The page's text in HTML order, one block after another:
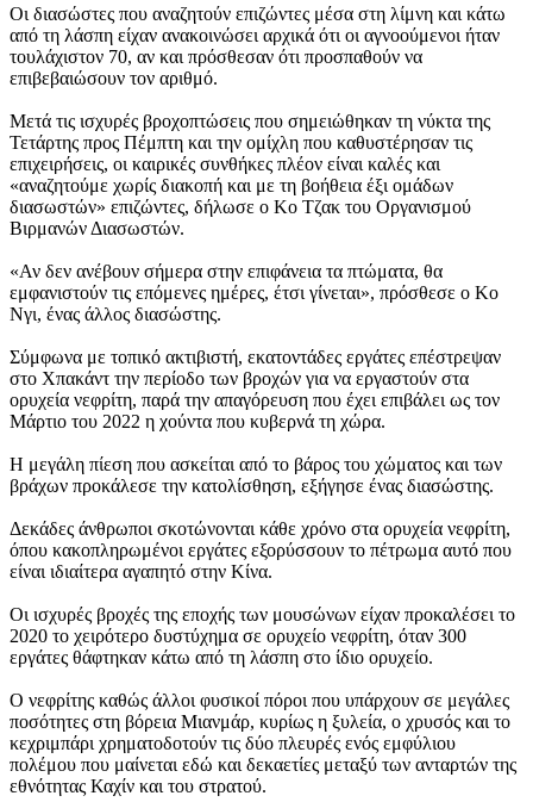
Οι διασώστες που αναζητούν επιζώντες μέσα στη λίμνη και κάτω
από τη λάσπη είχαν ανακοινώσει αρχικά ότι οι αγνοούμενοι ήταν
τουλάχιστον 70, αν και πρόσθεσαν ότι προσπαθούν να
επιβεβαιώσουν τον αριθμό.
Μετά τις ισχυρές βροχοπτώσεις που σημειώθηκαν τη νύκτα της
Τετάρτης προς Πέμπτη και την ομίχλη που καθυστέρησαν τις
επιχειρήσεις, οι καιρικές συνθήκες πλέον είναι καλές και
«αναζητούμε χωρίς διακοπή και με τη βοήθεια έξι ομάδων
διασωστών» επιζώντες, δήλωσε ο Κο Τζακ του Οργανισμού
Βιρμανών Διασωστών.
«Αν δεν ανέβουν σήμερα στην επιφάνεια τα πτώματα, θα
εμφανιστούν τις επόμενες ημέρες, έτσι γίνεται», πρόσθεσε ο Κο
Νγι, ένας άλλος διασώστης.
Σύμφωνα με τοπικό ακτιβιστή, εκατοντάδες εργάτες επέστρεψαν
στο Χπακάντ την περίοδο των βροχών για να εργαστούν στα
ορυχεία νεφρίτη, παρά την απαγόρευση που έχει επιβάλει ως τον
Μάρτιο του 2022 η χούντα που κυβερνά τη χώρα.
Η μεγάλη πίεση που ασκείται από το βάρος του χώματος και των
βράχων προκάλεσε την κατολίσθηση, εξήγησε ένας διασώστης.
Δεκάδες άνθρωποι σκοτώνονται κάθε χρόνο στα ορυχεία νεφρίτη,
όπου κακοπληρωμένοι εργάτες εξορύσσουν το πέτρωμα αυτό που
είναι ιδιαίτερα αγαπητό στην Κίνα.
Οι ισχυρές βροχές της εποχής των μουσώνων είχαν προκαλέσει το
2020 το χειρότερο δυστύχημα σε ορυχείο νεφρίτη, όταν 300
εργάτες θάφτηκαν κάτω από τη λάσπη στο ίδιο ορυχείο.
Ο νεφρίτης καθώς άλλοι φυσικοί πόροι που υπάρχουν σε μεγάλες
ποσότητες στη βόρεια Μιανμάρ, κυρίως η ξυλεία, ο χρυσός και το
κεχριμπάρι χρηματοδοτούν τις δύο πλευρές ενός εμφύλιου
πολέμου που μαίνεται εδώ και δεκαετίες μεταξύ των ανταρτών της
εθνότητας Καχίν και του στρατού.